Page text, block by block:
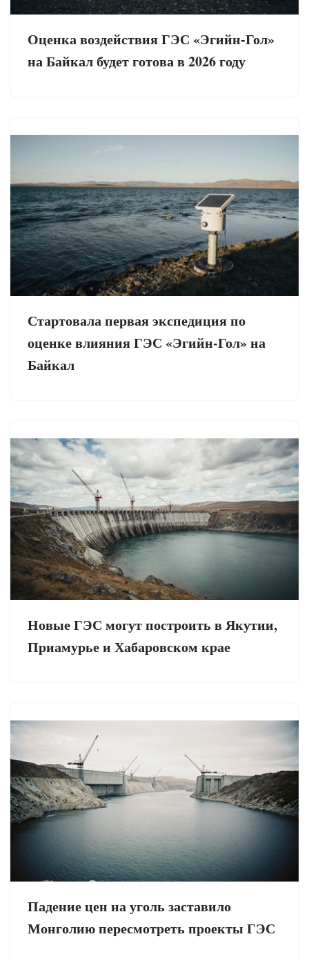
Оценка воздействия ГЭС «Эгийн-Гол»
на Байкал будет готова в 2026 году
Стартовала первая экспедиция по
оценке влияния ГЭС «Эгийн-Гол» на
Байкал
Новые ГЭС могут построить в Якутии,
Приамурье и Хабаровском крае
Падение цен на уголь заставило
Монголию пересмотреть проекты ГЭС